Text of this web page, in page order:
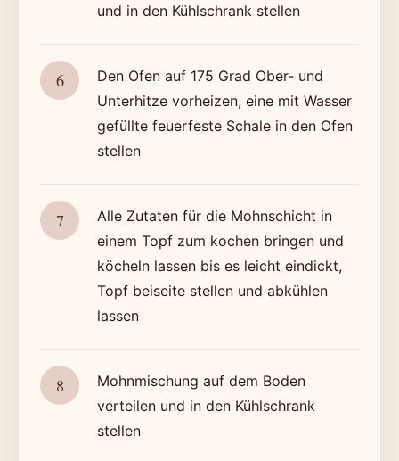
und in den Kühlschrank stellen
Den Ofen auf 175 Grad Ober- und
Unterhitze vorheizen, eine mit Wasser
gefüllte feuerfeste Schale in den Ofen
stellen
Alle Zutaten für die Mohnschicht in
einem Topf zum kochen bringen und
köcheln lassen bis es leicht eindickt,
Topf beiseite stellen und abkühlen
lassen
Mohnmischung auf dem Boden
verteilen und in den Kühlschrank
stellen